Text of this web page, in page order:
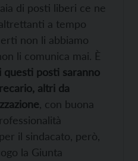
di posti liberi ce ne
a tempo
non li abbiamo
li comunica mai. È
questi posti saranno
altri da
, con buona
il sindacato, però,
la Giunta